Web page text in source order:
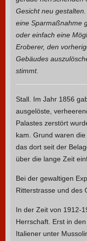
Gesicht neu
eine Sparmaßnahme
oder einfach eine
Eroberer, den
Gebäudes
stimmt.
Stall. Im Jahr 1856
ausgelöste,
Palastes zerstört
kam. Grund waren
das dort seit der
über die lange Zeit
Bei der gewaltigen
Ritterstrasse und des
In der Zeit von 1912-
Herrschaft. Erst in
Italiener unter